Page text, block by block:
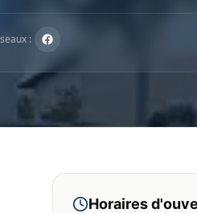
:
Horaires